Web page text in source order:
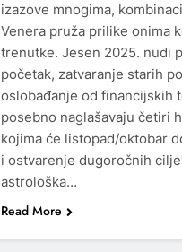
izazove mnogima,
Venera pruža prilike onima
trenutke. Jesen 2025. nudi
početak, zatvaranje starih
oslobađanje od financijskih
posebno naglašavaju četiri
kojima će listopad/oktobar
i ostvarenje dugoročnih
astrološka…
Read More